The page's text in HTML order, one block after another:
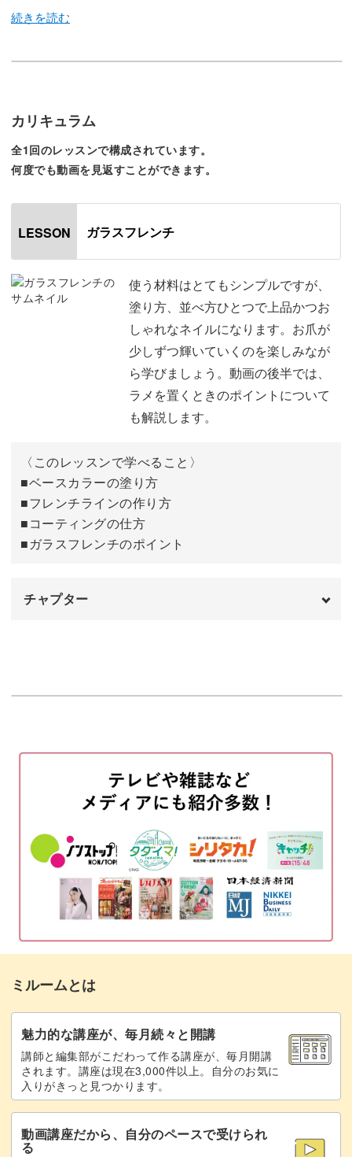
でいただけますよ♪
さや角度を変えてみましょう。
フレンチラインのほんの少しの差で、完成した時の表情が
がらっと変わります。
ポイントを押さえて、たくさん活用してみてください！
カリキュラム
全1回のレッスンで構成されています。
何度でも動画を見返すことができます。
LESSON ガラスフレンチ
使う材料はとてもシンプルですが、
塗り方、並べ方ひとつで上品かつお
しゃれなネイルになります。お爪が
少しずつ輝いていくのを楽しみなが
ら学びましょう。動画の後半では、
ラメを置くときのポイントについて
も解説します。
〈このレッスンで学べること〉
■ベースカラーの塗り方
■フレンチラインの作り方
■コーティングの仕方
■ガラスフレンチのポイント
チャプター
フレンチラインを作る
フレンチラインにホロをのせる
トップジェルでコーティングする 13:22
ノンワイプトップでコーティングする
ガラスフレンチのポイント
完成♪ 19:23
ミルームとは
魅力的な講座が、毎月続々と開講
講師と編集部がこだわって作る講座が、毎月開講
されます。講座は現在3,000件以上。自分のお気に
入りがきっと見つかります。
動画講座だから、自分のペースで受けられ
る